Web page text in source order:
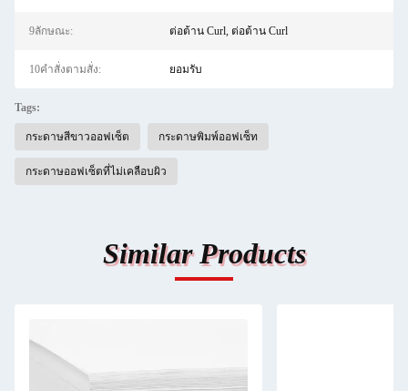
9ลักษณะ: ต่อต้าน Curl, ต่อต้าน Curl
10คําสั่งตามสั่ง: ยอมรับ
Tags:
กระดาษสีขาวออฟเซ็ต กระดาษพิมพ์ออฟเซ็ท
กระดาษออฟเซ็ตที่ไม่เคลือบผิว
Similar Products